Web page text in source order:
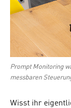
Prompt Monitoring
messbaren
Wisst ihr